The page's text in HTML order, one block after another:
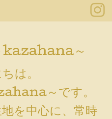
kazahana～
は。
～です。
を中心に、常時